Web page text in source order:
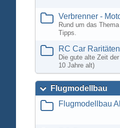
Verbrenner -
Rund um das
Tipps.
RC Car Raritäten
Die gute alte Zeit
10 Jahre alt)
Flugmodellbau
Flugmodellbau